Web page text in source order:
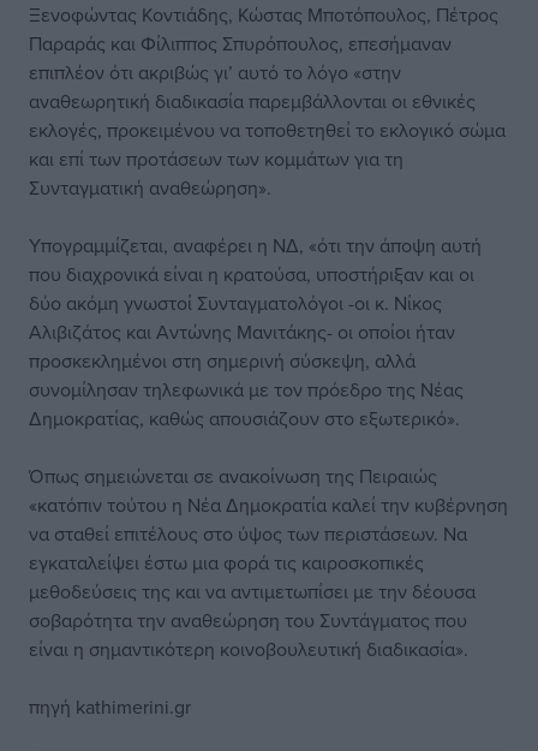
Ξενοφώντας Κοντιάδης, Κώστας Μποτόπουλος, Πέτρος
Παραράς και Φίλιππος Σπυρόπουλος, επεσήμαναν
επιπλέον ότι ακριβώς γι’ αυτό το λόγο «στην
αναθεωρητική διαδικασία παρεμβάλλονται οι εθνικές
εκλογές, προκειμένου να τοποθετηθεί το εκλογικό σώμα
και επί των προτάσεων των κομμάτων για τη
Συνταγματική αναθεώρηση».
Υπογραμμίζεται, αναφέρει η ΝΔ, «ότι την άποψη αυτή
που διαχρονικά είναι η κρατούσα, υποστήριξαν και οι
δύο ακόμη γνωστοί Συνταγματολόγοι -οι κ. Νίκος
Αλιβιζάτος και Αντώνης Μανιτάκης- οι οποίοι ήταν
προσκεκλημένοι στη σημερινή σύσκεψη, αλλά
συνομίλησαν τηλεφωνικά με τον πρόεδρο της Νέας
Δημοκρατίας, καθώς απουσιάζουν στο εξωτερικό».
Όπως σημειώνεται σε ανακοίνωση της Πειραιώς
«κατόπιν τούτου η Νέα Δημοκρατία καλεί την κυβέρνηση
να σταθεί επιτέλους στο ύψος των περιστάσεων. Να
εγκαταλείψει έστω μια φορά τις καιροσκοπικές
μεθοδεύσεις της και να αντιμετωπίσει με την δέουσα
σοβαρότητα την αναθεώρηση του Συντάγματος που
είναι η σημαντικότερη κοινοβουλευτική διαδικασία».
πηγή kathimerini.gr